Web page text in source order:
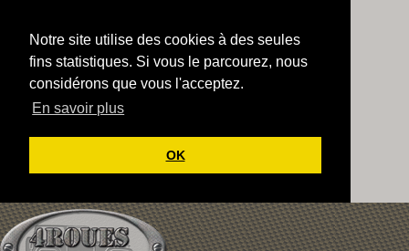
Notre site utilise des cookies à des seules
fins statistiques. Si vous le parcourez, nous
considérons que vous l'acceptez.
En savoir plus
OK